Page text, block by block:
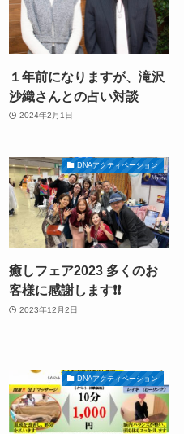
１年前になりますが、滝沢
沙織さんとの占い対談
2024年2月1日
DNAアクティベーション
癒しフェア2023 多くのお
客様に感謝します❗️❗️
2023年12月2日
DNAアクティベーション